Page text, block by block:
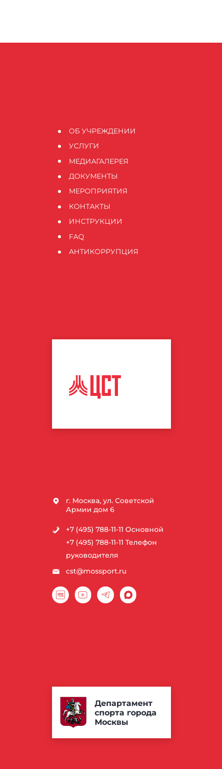
ОБ УЧРЕЖДЕНИИ
УСЛУГИ
МЕДИАГАЛЕРЕЯ
ДОКУМЕНТЫ
МЕРОПРИЯТИЯ
КОНТАКТЫ
ИНСТРУКЦИИ
FAQ
АНТИКОРРУПЦИЯ
ЦЕНТР
г. Москва, ул. Советской
Армии дом 6
+7 (495) 788-11-11 Основной
+7 (495) 788-11-11 Телефон
руководителя
cst@mossport.ru
Департамент
спорта города
Москвы